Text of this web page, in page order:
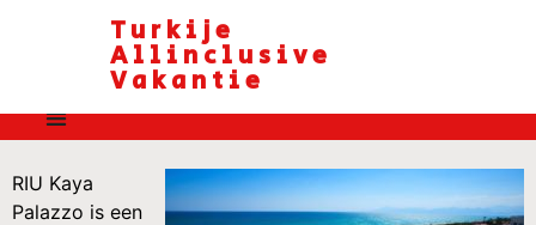
Turkije
Allinclusive
Vakantie
RIU Kaya
Palazzo is een